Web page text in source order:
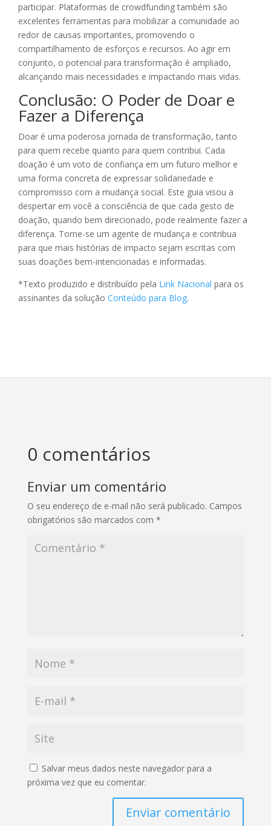
participar. Plataformas de crowdfunding também são
excelentes ferramentas para mobilizar a comunidade ao
redor de causas importantes, promovendo o
compartilhamento de esforços e recursos. Ao agir em
conjunto, o potencial para transformação é ampliado,
alcançando mais necessidades e impactando mais vidas.
Conclusão: O Poder de Doar e
Fazer a Diferença
Doar é uma poderosa jornada de transformação, tanto
para quem recebe quanto para quem contribui. Cada
doação é um voto de confiança em um futuro melhor e
uma forma concreta de expressar solidariedade e
compromisso com a mudança social. Este guia visou a
despertar em você a consciência de que cada gesto de
doação, quando bem direcionado, pode realmente fazer a
diferença. Torne-se um agente de mudança e contribua
para que mais histórias de impacto sejam escritas com
suas doações bem-intencionadas e informadas.
*Texto produzido e distribuído pela Link Nacional para os
assinantes da solução Conteúdo para Blog.
0 comentários
Enviar um comentário
O seu endereço de e-mail não será publicado. Campos
obrigatórios são marcados com *
Salvar meus dados neste navegador para a
próxima vez que eu comentar.
Enviar comentário